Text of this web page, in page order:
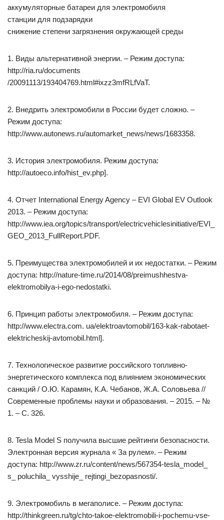
аккумуляторные батареи для электромобиля
станции для подзарядки
снижение степени загрязнения окружающей среды
1. Виды альтернативной энергии. – Режим доступа:
http://ria.ru/documents
/20091113/193404769.html#ixzz3mfRLfVaT.
2. Внедрить электромобили в России будет сложно. –
Режим доступа:
http://www.autonews.ru/automarket_news/news/1683358.
3. История электромобиля. Режим доступа:
http://autoeco.info/hist_ev.php].
4. Отчет International Energy Agency – EVI Global EV Outlook
2013. – Режим доступа:
http://www.iea.org/topics/transport/electricvehiclesinitiative/EVI_
GEO_2013_FullReport.PDF.
5. Преимущества электромобилей и их недостатки. – Режим
доступа: http://nature-time.ru/2014/08/preimushhestva-
elektromobilya-i-ego-nedostatki.
6. Принцип работы электромобиля. – Режим доступа:
http://www.electra.com. ua/elektroavtomobil/163-kak-rabotaet-
elektricheskij-avtomobil.html].
7. Технологическое развитие российского топливно-
энергетического комплекса под влиянием экономических
санкций / О.Ю. Карамян, К.А. Чебанов, Ж.А. Соловьева //
Современные проблемы науки и образования. – 2015. – №
1. – С. 326.
8. Tesla Model S получила высшие рейтинги безопасности.
Электронная версия журнала « За рулем». – Режим
доступа: http://www.zr.ru/content/news/567354-tesla_model_
s_ poluchila_ vysshije_ rejtingi_bezopasnosti/.
9. Электромобиль в мегаполисе. – Режим доступа:
http://thinkgreen.ru/tg/chto-takoe-elektromobili-i-pochemu-vse-